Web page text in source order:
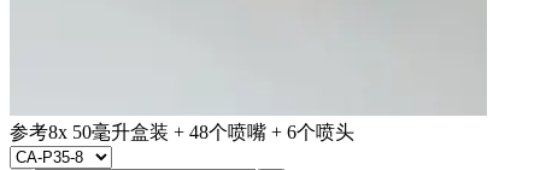
参考8x 50毫升盒装 + 48个喷嘴 + 6个喷头